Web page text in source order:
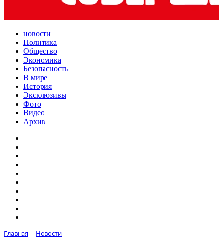
новости
Политика
Общество
Экономика
Безопасность
В мире
История
Эксклюзивы
Фото
Видео
Архив
Главная
Новости